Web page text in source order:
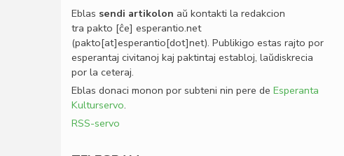
Eblas sendi artikolon aŭ kontakti la redakcion
tra pakto [ĉe] esperantio.net
(pakto[at]esperantio[dot]net). Publikigo estas rajto por
esperantaj civitanoj kaj paktintaj establoj, laŭdiskrecia
por la ceteraj.
Eblas donaci monon por subteni nin pere de Esperanta
Kulturservo.
RSS-servo